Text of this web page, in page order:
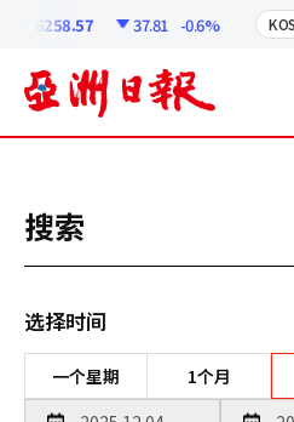
6258.57 37.81 -0.6%
搜索
选择时间
一个星期 1个月